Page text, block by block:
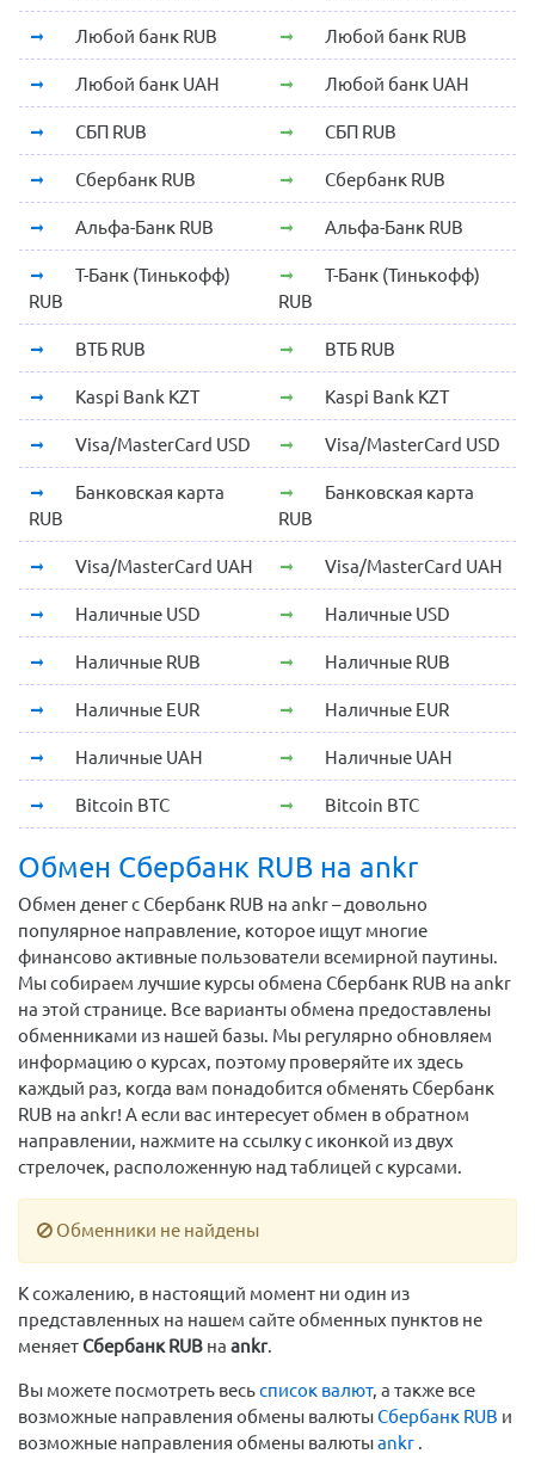
Любой банк RUB Любой банк RUB
Любой банк UAH Любой банк UAH
СБП RUB СБП RUB
Сбербанк RUB Сбербанк RUB
Альфа-Банк RUB Альфа-Банк RUB
Т-Банк (Тинькофф)
RUB
Т-Банк (Тинькофф)
RUB
ВТБ RUB ВТБ RUB
Kaspi Bank KZT Kaspi Bank KZT
Visa/MasterCard USD Visa/MasterCard USD
Банковская карта
RUB
Банковская карта
RUB
Visa/MasterCard UAH Visa/MasterCard UAH
Наличные USD Наличные USD
Наличные RUB Наличные RUB
Наличные EUR Наличные EUR
Наличные UAH Наличные UAH
Bitcoin BTC Bitcoin BTC
Обмен Сбербанк RUB на ankr
Обмен денег с Сбербанк RUB на ankr – довольно
популярное направление, которое ищут многие
финансово активные пользователи всемирной паутины.
Мы собираем лучшие курсы обмена Сбербанк RUB на ankr
на этой странице. Все варианты обмена предоставлены
обменниками из нашей базы. Мы регулярно обновляем
информацию о курсах, поэтому проверяйте их здесь
каждый раз, когда вам понадобится обменять Сбербанк
RUB на ankr! А если вас интересует обмен в обратном
направлении, нажмите на ссылку с иконкой из двух
стрелочек, расположенную над таблицей с курсами.
Обменники не найдены
К сожалению, в настоящий момент ни один из
представленных на нашем сайте обменных пунктов не
меняет Сбербанк RUB на ankr.
Вы можете посмотреть весьсписок валют, а также все
возможные направления обмены валютыСбербанк RUB и
возможные направления обмены валютыankr .